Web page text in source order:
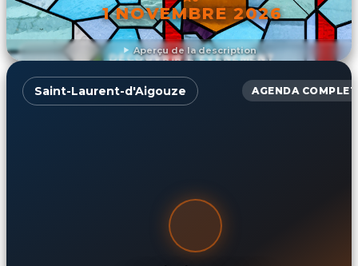
Aperçu de la description
1 NOVEMBRE 2026
DÉCOUVRIR L'ÉVÉNEMENT
Saint-Laurent-d'Aigouze AGENDA COMPLET